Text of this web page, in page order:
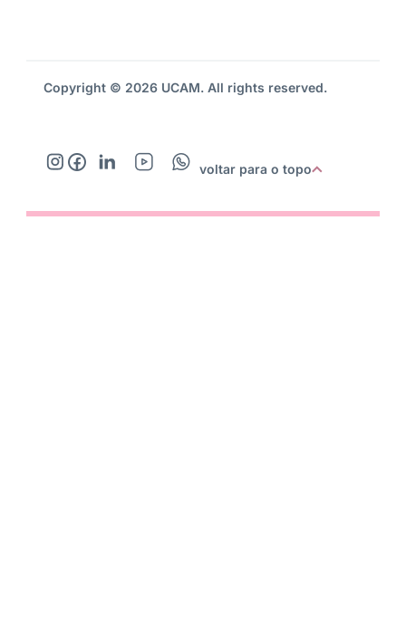
Copyright © 2026 UCAM. All rights reserved.
voltar para o topo